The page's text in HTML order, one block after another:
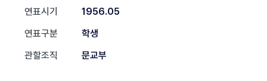
연표시기
1956.05
연표구분
학생
관할조직
문교부